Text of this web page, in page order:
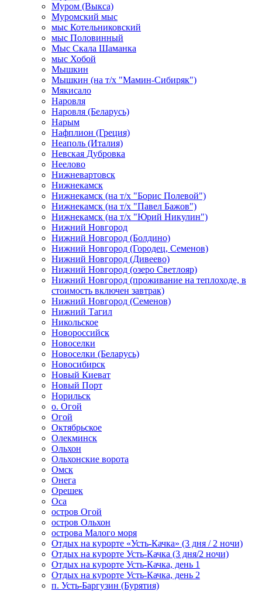
Муром (Выкса)
Муромский мыс
мыс Котельниковский
мыс Половинный
Мыс Скала Шаманка
мыс Хобой
Мышкин
Мышкин (на т/х "Мамин-Сибиряк")
Мякисало
Наровля
Наровля (Беларусь)
Нарым
Нафплион (Греция)
Неаполь (Италия)
Невская Дубровка
Неелово
Нижневартовск
Нижнекамск
Нижнекамск (на т/х "Борис Полевой")
Нижнекамск (на т/х "Павел Бажов")
Нижнекамск (на т/х "Юрий Никулин")
Нижний Новгород
Нижний Новгород (Болдино)
Нижний Новгород (Городец, Семенов)
Нижний Новгород (Дивеево)
Нижний Новгород (озеро Светлояр)
Нижний Новгород (проживание на теплоходе, в
стоимость включен завтрак)
Нижний Новгород (Семенов)
Нижний Тагил
Никольское
Новороссийск
Новоселки
Новоселки (Беларусь)
Новосибирск
Новый Киеват
Новый Порт
Норильск
о. Огой
Огой
Октябрьское
Олекминск
Ольхон
Ольхонские ворота
Омск
Онега
Орешек
Оса
остров Огой
остров Ольхон
острова Малого моря
Отдых на курорте «Усть-Качка» (3 дня / 2 ночи)
Отдых на курорте Усть-Качка (3 дня/2 ночи)
Отдых на курорте Усть-Качка, день 1
Отдых на курорте Усть-Качка, день 2
п. Усть-Баргузин (Бурятия)